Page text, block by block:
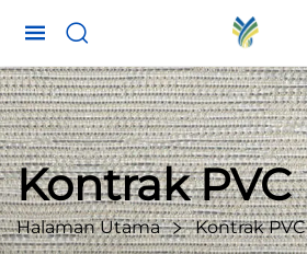
Kontrak PVC
Halaman Utama Kontrak PVC